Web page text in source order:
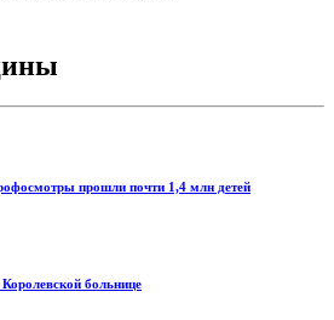
прошли почти 1,4 млн детей
больнице